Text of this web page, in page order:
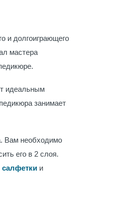
и долгоиграющего
мастера
идеальным
занимает
Вам необходимо
его в 2 слоя.
салфетки и